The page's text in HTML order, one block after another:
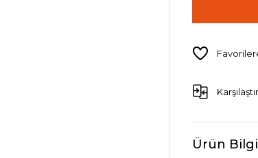
Karşılaştır
Ürün